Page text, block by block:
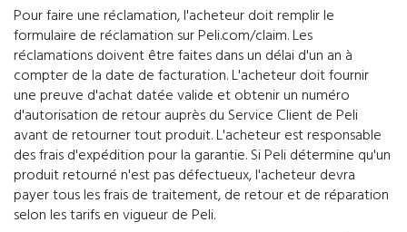
Pour faire une réclamation, l'acheteur doit remplir le
formulaire de réclamation sur Peli.com/claim. Les
réclamations doivent être faites dans un délai d'un an à
compter de la date de facturation. L'acheteur doit fournir
une preuve d'achat datée valide et obtenir un numéro
d'autorisation de retour auprès du Service Client de Peli
avant de retourner tout produit. L'acheteur est responsable
des frais d'expédition pour la garantie. Si Peli détermine qu'un
produit retourné n'est pas défectueux, l'acheteur devra
payer tous les frais de traitement, de retour et de réparation
selon les tarifs en vigueur de Peli.